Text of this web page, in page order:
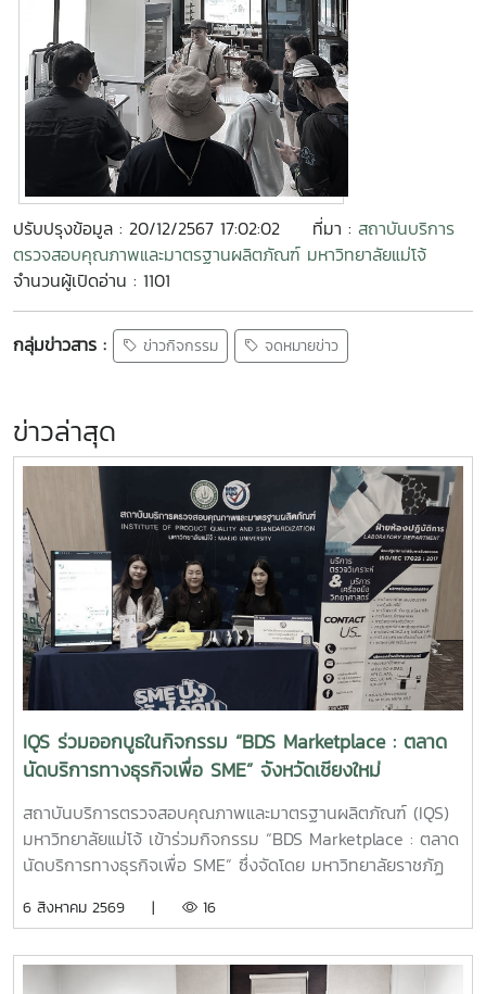
ปรับปรุงข้อมูล : 20/12/2567 17:02:02 ที่มา : สถาบันบริการ
ตรวจสอบคุณภาพและมาตรฐานผลิตภัณฑ์ มหาวิทยาลัยแม่โจ้
จำนวนผู้เปิดอ่าน : 1101
กลุ่มข่าวสาร : ข่าวกิจกรรม จดหมายข่าว
ข่าวล่าสุด
IQS ร่วมออกบูธในกิจกรรม “BDS Marketplace : ตลาด
นัดบริการทางธุรกิจเพื่อ SME” จังหวัดเชียงใหม่
สถาบันบริการตรวจสอบคุณภาพและมาตรฐานผลิตภัณฑ์ (IQS)
มหาวิทยาลัยแม่โจ้ เข้าร่วมกิจกรรม “BDS Marketplace : ตลาด
นัดบริการทางธุรกิจเพื่อ SME” ซึ่งจัดโดย มหาวิทยาลัยราชภัฏ
ข่ายผู้ให้บริการโครงการส่งเสริมผู้ประกอบการผ่านระบบ BDS
จังหวัดเชียงใหม่ เพื่อประชาสัมพันธ์บริการของหน่วยงาน และให้
6 สิงหาคม 2569 | 16